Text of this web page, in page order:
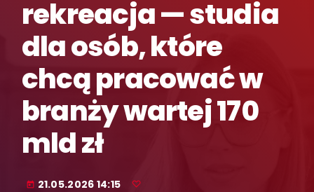
rekreacja — studia
dla osób, które
chcą pracować w
branży wartej 170
mld zł
today 21.05.2026 14:15